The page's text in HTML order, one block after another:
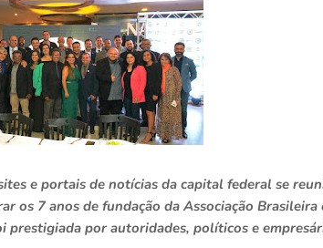
e portais de notícias da capital federal se
os 7 anos de fundação da Associação
prestigiada por autoridades, políticos e